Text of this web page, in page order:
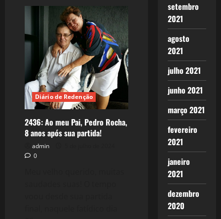
À
minha
querida
Mãezinha
Diário de Redenção
2436: Ao meu Pai, Pedro Rocha,
8 anos após sua partida!
admin
0
setembro
2021
agosto
2021
julho 2021
junho 2021
março 2021
fevereiro
2021
janeiro
2021
dezembro
2020